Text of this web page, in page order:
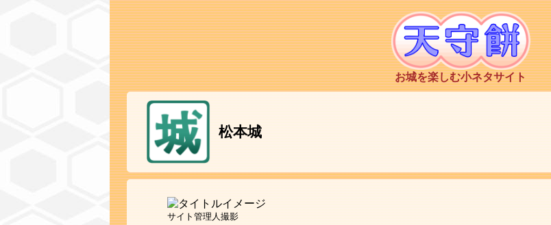
お城を楽しむ小ネタサイト
松本城
サイト管理人撮影